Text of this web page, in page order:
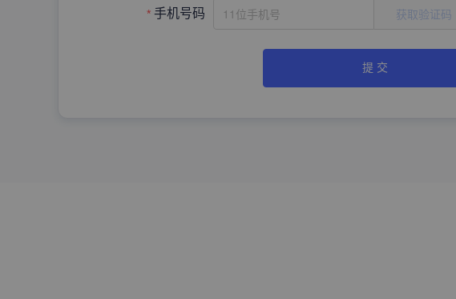
手机号码 获取验证码
提 交